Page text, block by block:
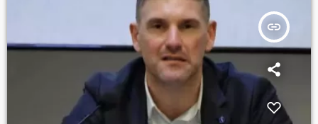
insert_link